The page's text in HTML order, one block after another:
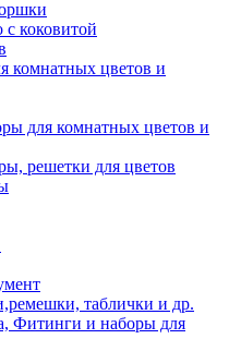
коковитой
комнатных цветов и
для комнатных цветов и
решетки для цветов
таблички и др.
Фитинги и наборы для